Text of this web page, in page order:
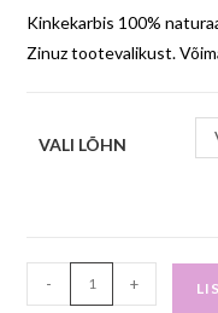
Kinkekarbis 100%
Zinuz tootevalikust.
VALI LÕHN
- +